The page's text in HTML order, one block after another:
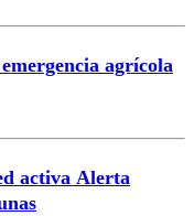
agrícola
activa Alerta